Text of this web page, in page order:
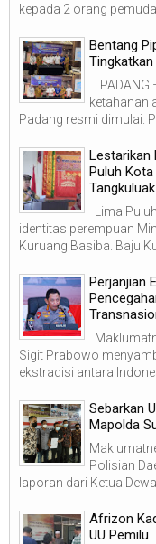
kepada 2 orang
‎Bentang
ketahanan
Padang resmi dimulai.
Lestarikan
Puluh
Lima
identitas perempuan
Kuruang Basiba. Baju
Perjanjian
Sigit Prabowo
ekstradisi antara
Sebarkan
Mapolda
Polisian
laporan dari Ketua
Afrizon
UU Pemilu